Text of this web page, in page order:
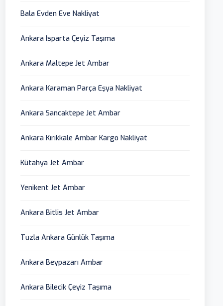
Bala Evden Eve Nakliyat
Ankara Isparta Çeyiz Taşıma
Ankara Maltepe Jet Ambar
Ankara Karaman Parça Eşya Nakliyat
Ankara Sancaktepe Jet Ambar
Ankara Kırıkkale Ambar Kargo Nakliyat
Kütahya Jet Ambar
Yenikent Jet Ambar
Ankara Bitlis Jet Ambar
Tuzla Ankara Günlük Taşıma
Ankara Beypazarı Ambar
Ankara Bilecik Çeyiz Taşıma